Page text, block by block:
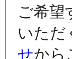
ご希望
いただ
せから